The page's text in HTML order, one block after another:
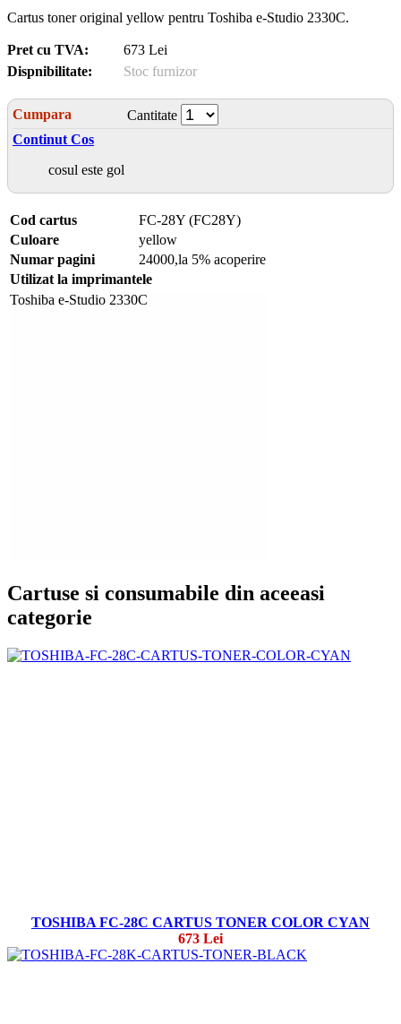
Cartus toner original yellow pentru Toshiba e-Studio 2330C.
Pret cu TVA:
673 Lei
Dispnibilitate:
Stoc furnizor
Cumpara
Cantitate
Continut Cos
cosul este gol
Cod cartus
FC-28Y (FC28Y)
Culoare
yellow
Numar pagini
24000,la 5% acoperire
Utilizat la imprimantele
Toshiba e-Studio 2330C
Cartuse si consumabile din aceeasi
categorie
TOSHIBA FC-28C CARTUS TONER COLOR CYAN
673 Lei